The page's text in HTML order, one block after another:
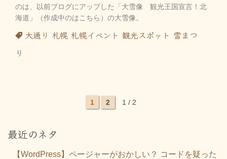
のは、以前ブログにアップした「大雪像 観光王国宣言！北
海道」（作成中のはこちら）の大雪像。
大通り 札幌 札幌イベント 観光スポット 雪まつ
り
1 2 1 / 2
最近のネタ
【WordPress】ページャーがおかしい？ コードを疑った